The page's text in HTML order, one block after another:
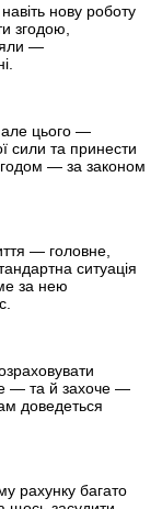
нову роботу
згодою,
—
але цього —
сили та принести
— за законом
— головне,
ситуація
за нею
— та й захоче —
доведеться
рахунку багато